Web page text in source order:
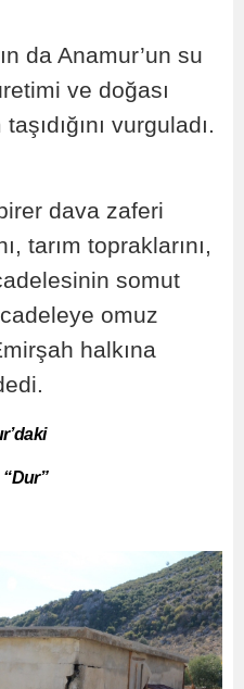
da Anamur’un su
ve doğası
vurguladı.
dava zaferi
tarım topraklarını,
somut
omuz
halkına